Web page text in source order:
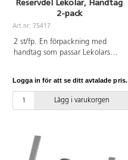
Reservdel Lekolar, Handtag
2-pack
Art.nr: 75417
2 st/fp. En förpackning med
handtag som passar Lekolars
Trehjuling med ståplatta, 145479
Trehjuling med ståplatta polis. De
passar även för 75385 Cykel
Taxicykel, 111591 Dubbeltaxi,
111592 Sparkcykel samt 75380
Logga in för att se ditt avtalade pris.
Lägg i varukorgen